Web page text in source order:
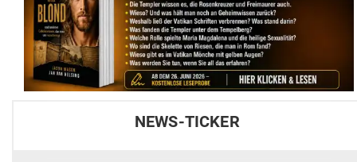
NEWS-TICKER